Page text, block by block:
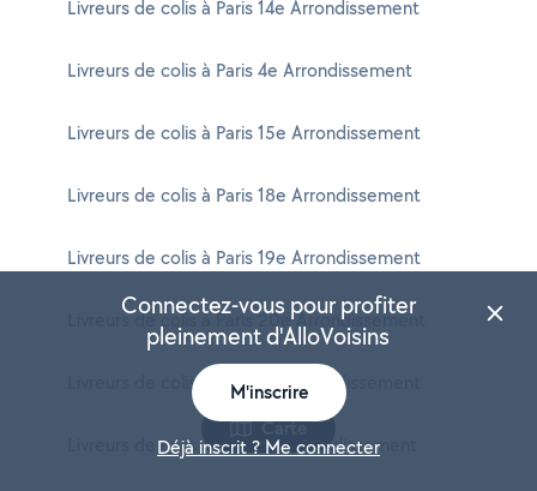
Livreurs de colis à Paris 14e Arrondissement
Livreurs de colis à Paris 4e Arrondissement
Livreurs de colis à Paris 15e Arrondissement
Livreurs de colis à Paris 18e Arrondissement
Livreurs de colis à Paris 19e Arrondissement
Livreurs de colis à Paris 20e Arrondissement
Livreurs de colis à Paris 16e Arrondissement
Livreurs de colis à Paris 11e Arrondissement
Carte
Connectez-vous pour profiter
pleinement d'AlloVoisins
M'inscrire
Déjà inscrit ? Me connecter